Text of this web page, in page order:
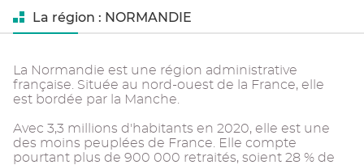
La région : NORMANDIE
La Normandie est une région administrative
française. Située au nord-ouest de la France, elle
est bordée par la Manche.
Avec 3,3 millions d'habitants en 2020, elle est une
des moins peuplées de France. Elle compte
pourtant plus de 900 000 retraités, soient 28 % de